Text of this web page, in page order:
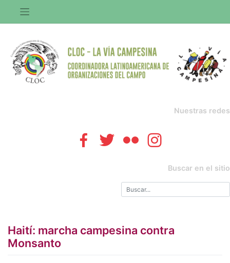
contenido
Nuestras redes
Buscar en el sitio
Haití: marcha campesina contra
Monsanto